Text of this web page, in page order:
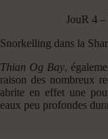
JouR 4
Snorkelling dans la
Thian Og Bay,
raison des nombreux
abrite en effet une
eaux peu profondes